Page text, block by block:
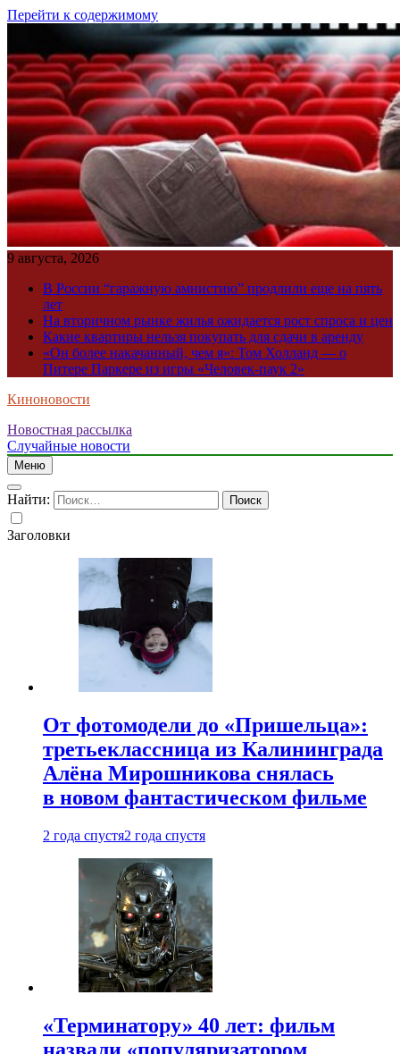
Перейти к содержимому
9 августа, 2026
В России “гаражную амнистию” продлили еще на пять
лет
На вторичном рынке жилья ожидается рост спроса и цен
Какие квартиры нельзя покупать для сдачи в аренду
«Он более накачанный, чем я»: Том Холланд — о
Питере Паркере из игры «Человек-паук 2»
Киноновости
Новостная рассылка
Случайные новости
Меню
Найти:
Заголовки
От фотомодели до «Пришельца»:
третьеклассница из Калининграда
Алёна Мирошникова снялась
в новом фантастическом фильме
2 года спустя2 года спустя
«Терминатору» 40 лет: фильм
назвали «популяризатором